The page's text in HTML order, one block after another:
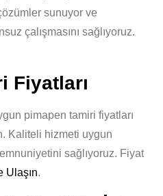
sunuyor ve
çalışmasını sağlıyoruz.
Fiyatları
pimapen tamiri fiyatları
Kaliteli hizmeti uygun
sağlıyoruz. Fiyat
Ulaşın.